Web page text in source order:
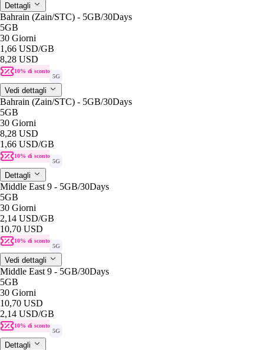
Dettagli
Bahrain (Zain/STC) - 5GB/30Days
5GB
30 Giorni
1,66 USD/GB
8,28 USD
10% di sconto
5G
Vedi dettagli
Bahrain (Zain/STC) - 5GB/30Days
5GB
30 Giorni
8,28 USD
1,66 USD/GB
10% di sconto
5G
Dettagli
Middle East 9 - 5GB/30Days
5GB
30 Giorni
2,14 USD/GB
10,70 USD
10% di sconto
5G
Vedi dettagli
Middle East 9 - 5GB/30Days
5GB
30 Giorni
10,70 USD
2,14 USD/GB
10% di sconto
5G
Dettagli